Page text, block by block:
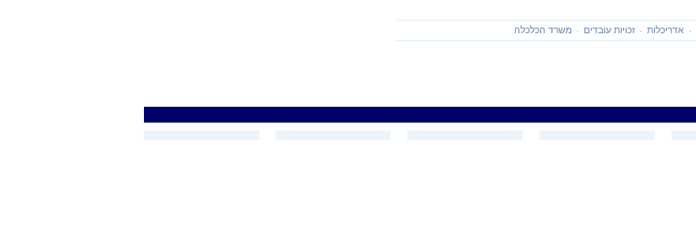
אדריכלות זכויות עובדים משרד הכלכלה